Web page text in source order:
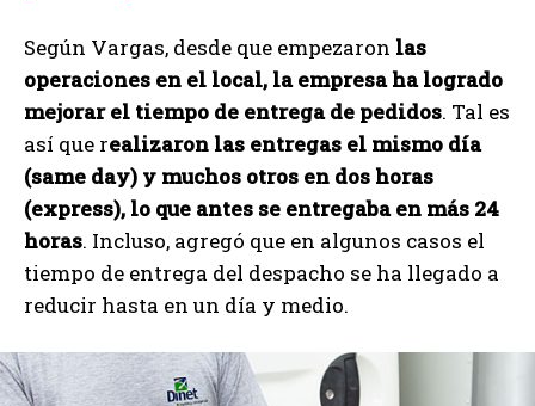
Según Vargas, desde que empezaron las
operaciones en el local, la empresa ha logrado
mejorar el tiempo de entrega de pedidos. Tal es
así que realizaron las entregas el mismo día
(same day) y muchos otros en dos horas
(express), lo que antes se entregaba en más 24
horas. Incluso, agregó que en algunos casos el
tiempo de entrega del despacho se ha llegado a
reducir hasta en un día y medio.